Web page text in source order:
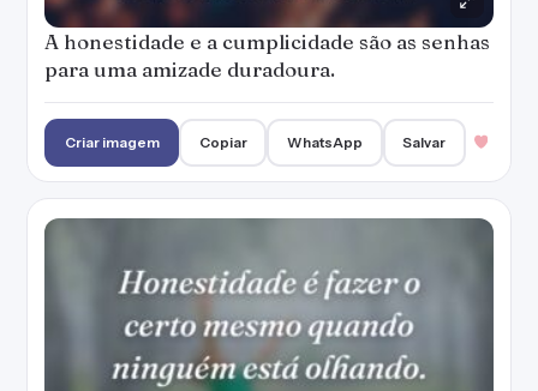
A honestidade e a cumplicidade são as senhas
para uma amizade duradoura.
Criar imagem Copiar WhatsApp Salvar